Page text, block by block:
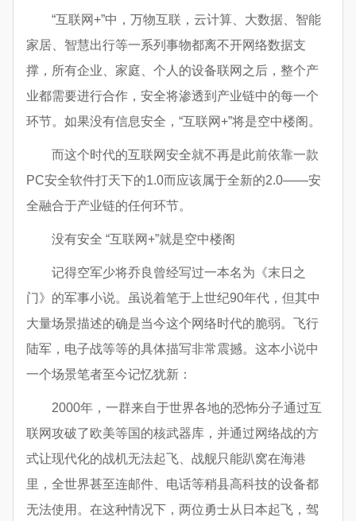
“互联网+”中，万物互联，云计算、大数据、智能
家居、智慧出行等一系列事物都离不开网络数据支
撑，所有企业、家庭、个人的设备联网之后，整个产
业都需要进行合作，安全将渗透到产业链中的每一个
环节。如果没有信息安全，“互联网+”将是空中楼阁。
而这个时代的互联网安全就不再是此前依靠一款
PC安全软件打天下的1.0而应该属于全新的2.0——安
全融合于产业链的任何环节。
没有安全 “互联网+”就是空中楼阁
记得空军少将乔良曾经写过一本名为《末日之
门》的军事小说。虽说着笔于上世纪90年代，但其中
大量场景描述的确是当今这个网络时代的脆弱。飞行
陆军，电子战等等的具体描写非常震撼。这本小说中
一个场景笔者至今记忆犹新：
2000年，一群来自于世界各地的恐怖分子通过互
联网攻破了欧美等国的核武器库，并通过网络战的方
式让现代化的战机无法起飞、战舰只能趴窝在海港
里，全世界甚至连邮件、电话等稍县高科技的设备都
无法使用。在这种情况下，两位勇士从日本起飞，驾